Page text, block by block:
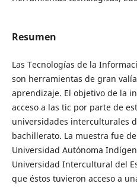
Resumen
Las Tecnologías de la
son herramientas de gran
aprendizaje. El objetivo de la
acceso a las tic por parte de
universidades interculturales
bachillerato. La muestra fue
Universidad Autónoma
Universidad Intercultural del
que éstos tuvieron acceso a